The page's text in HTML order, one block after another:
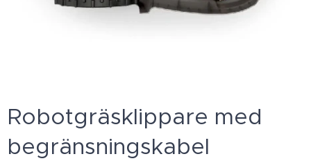
Robotgräsklippare med
begränsningskabel